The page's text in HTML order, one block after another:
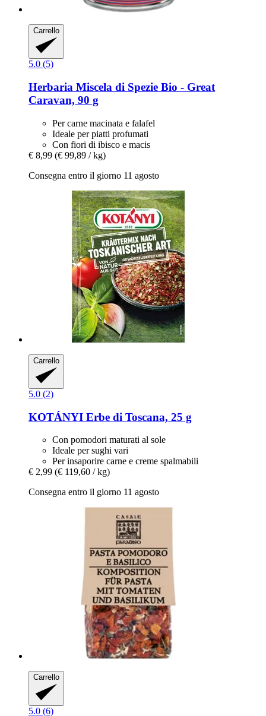
Carrello
5.0 (5)
Herbaria Miscela di Spezie Bio -​ Great
Caravan, 90 g
Per carne macinata e falafel
Ideale per piatti profumati
Con fiori di ibisco e macis
€ 8,99 (€ 99,89 / kg)
Consegna entro il giorno 11 agosto
Carrello
5.0 (2)
KOTÁNYI Erbe di Toscana, 25 g
Con pomodori maturati al sole
Ideale per sughi vari
Per insaporire carne e creme spalmabili
€ 2,99 (€ 119,60 / kg)
Consegna entro il giorno 11 agosto
Carrello
5.0 (6)